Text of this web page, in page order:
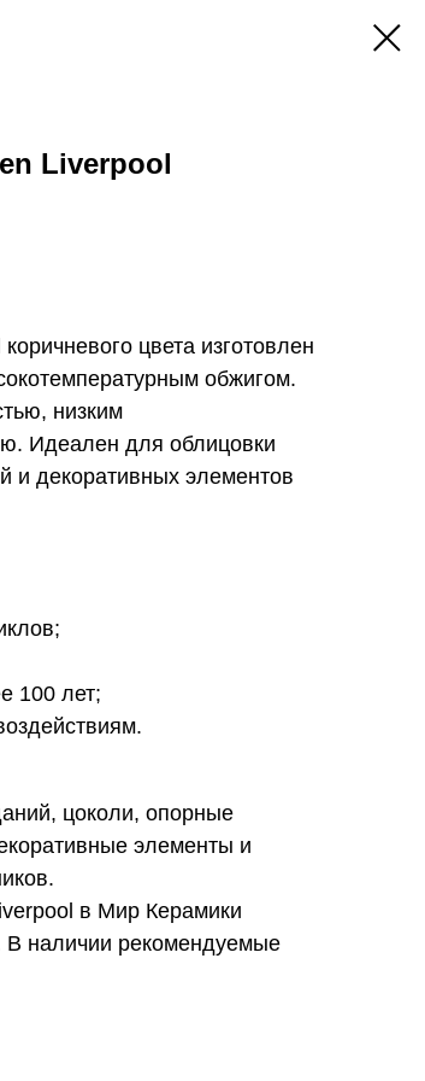
Liverpool
цвета изготовлен
обжигом.
низким
Идеален для облицовки
и декоративных элементов
100 лет;
цоколи, опорные
элементы и
в Мир Керамики
В наличии рекомендуемые